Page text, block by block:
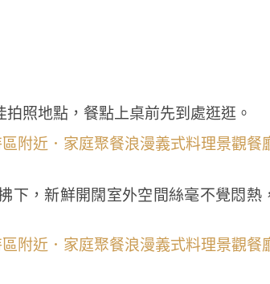
照地點，餐點上桌前先到處逛逛。
下，新鮮開闊室外空間絲毫不覺悶熱